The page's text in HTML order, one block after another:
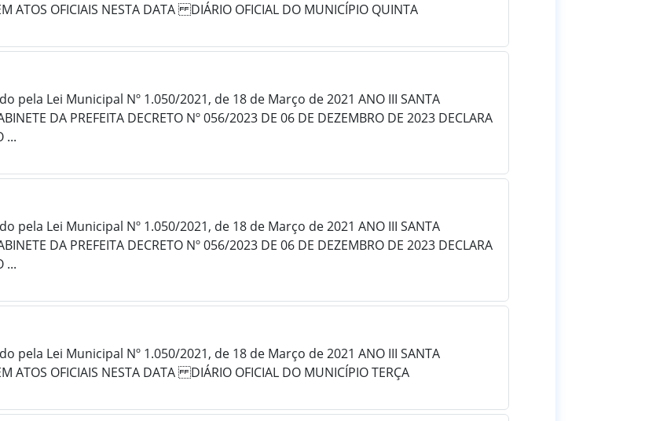
ATOS OFICIAIS NESTA DATA DIÁRIO OFICIAL DO MUNICÍPIO QUINTA
pela Lei Municipal Nº 1.050/2021, de 18 de Março de 2021 ANO III SANTA
DA PREFEITA DECRETO Nº 056/2023 DE 06 DE DEZEMBRO DE 2023 DECLARA
...
pela Lei Municipal Nº 1.050/2021, de 18 de Março de 2021 ANO III SANTA
DA PREFEITA DECRETO Nº 056/2023 DE 06 DE DEZEMBRO DE 2023 DECLARA
...
pela Lei Municipal Nº 1.050/2021, de 18 de Março de 2021 ANO III SANTA
ATOS OFICIAIS NESTA DATA DIÁRIO OFICIAL DO MUNICÍPIO TERÇA